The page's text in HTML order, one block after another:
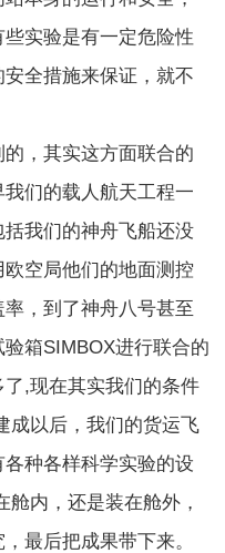
实验是有一定危险性
全措施来保证，就不
，其实这方面联合的
们的载人航天工程一
我们的神舟飞船还没
空局他们的地面测控
，到了神舟八号甚至
箱SIMBOX进行联合的
,现在其实我们的条件
成以后，我们的货运飞
种各样科学实验的设
内，还是装在舱外，
最后把成果带下来。